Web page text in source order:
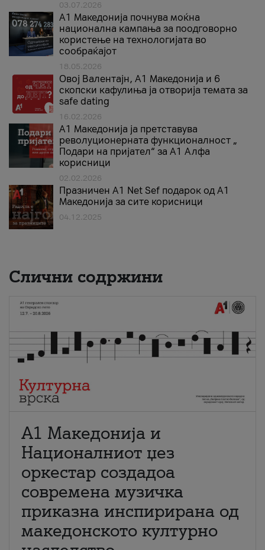
03.07.2026
A1 Македонија почнува моќна
национална кампања за поодговорно
користење на технологијата во
сообраќајот
18.05.2026
Овој Валентајн, A1 Македонија и 6
скопски кафулиња ја отворија темата за
safe dating
16.02.2026
А1 Македонија ја претставува
револуционерната функционалност „
Подари на пријател“ за А1 Алфа
корисници
02.02.2026
Празничен A1 Net Sеf подарок од А1
Македонија за сите корисници
04.12.2025
Слични содржини
А1 Македонија и
Националниот џез
оркестар создадоа
современа музичка
приказна инспирирана од
македонското културно